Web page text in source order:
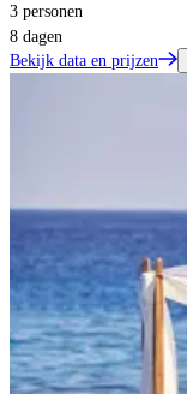
3 personen
8 dagen
Bekijk data en prijzen